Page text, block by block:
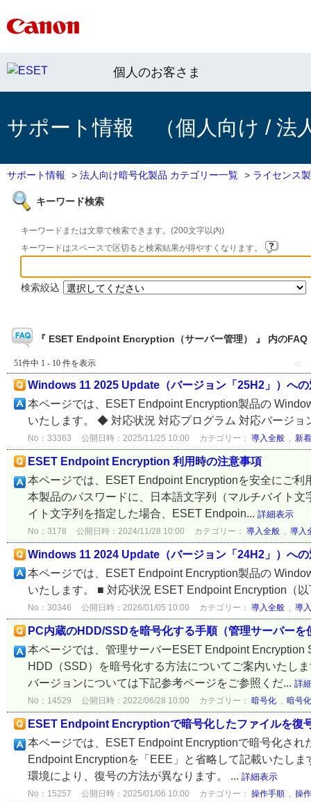
個人のお客さま
サポート情報 （個人向け / 法
サポート情報 > 法人向け暗号化製品 カテゴリー一覧 > ライセンス
キーワード検索
キーワードまたは文章で検索できます。(200文字以内)
キーワードはスペースで区切ると検索結果が得やすくなります。
検索絞込
『 ESET Endpoint Encryption（サーバー管理） 』 内のFAQ
51件中 1 - 10 件を表示 ≪
Windows 11 2025 Update（バージョン「25H2」）へ
本ページでは、ESET Endpoint Encryption製品の
いたします。 ◆ 対応状況 対応プログラム 対応バージ
No：33363 公開日時：2025/11/25 10:00 カテゴリー： 導入全般 , 新
ESET Endpoint Encryption 利用時の注意事項
本ページでは、ESET Endpoint Encryptionを安全にご
本製品のパスワードに、日本語文字列（マルチバイト
イト文字列を指定した場合、ESET Endpoin... 詳細表示
No：3178 公開日時：2024/11/28 10:00 カテゴリー： 導入全般 , 導入
Windows 11 2024 Update（バージョン「24H2」）へ
本ページでは、ESET Endpoint Encryption製品の
いたします。 ■ 対応状況 ESET Endpoint Encryption（
No：30346 公開日時：2026/01/05 10:00 カテゴリー： 導入全般 , 導
PC内蔵のHDD/SSDを暗号化する手順（管理サーバーを
本ページでは、管理サーバーESET Endpoint
HDD（SSD）を暗号化する方法についてご案内いたし
バージョンについては下記参考ページをご参照くだ... 詳
No：14529 公開日時：2022/06/28 10:00 カテゴリー： 暗号化 , 暗号化
ESET Endpoint Encryptionで暗号化したファイルを復
本ページでは、ESET Endpoint Encryptionで暗号化さ
Endpoint Encryptionを「EEE」と省略して記載いたし
環境により、復号の方法が異なります。 ... 詳細表示
No：15257 公開日時：2025/01/06 10:00 カテゴリー： 操作手順 , 操